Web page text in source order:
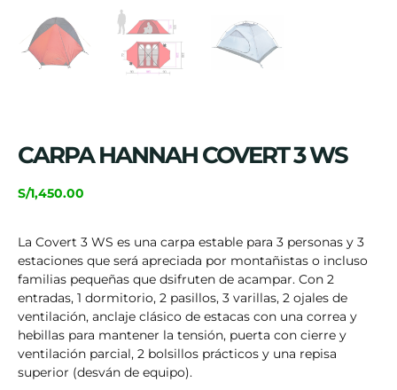
CARPA HANNAH COVERT 3 WS
S/1,450.00
La Covert 3 WS es una carpa estable para 3 personas y 3
estaciones que será apreciada por montañistas o incluso
familias pequeñas que dsifruten de acampar. Con 2
entradas, 1 dormitorio, 2 pasillos, 3 varillas, 2 ojales de
ventilación, anclaje clásico de estacas con una correa y
hebillas para mantener la tensión, puerta con cierre y
ventilación parcial, 2 bolsillos prácticos y una repisa
superior (desván de equipo).